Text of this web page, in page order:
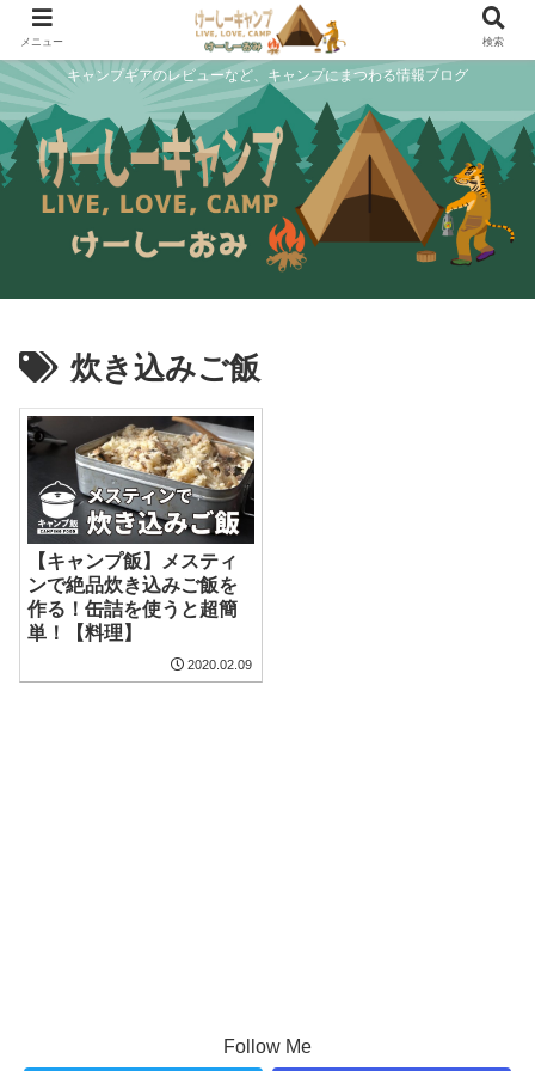
キャンプギアのレビューなど、キャンプにまつわる情報ブログ
炊き込みご飯
【キャンプ飯】メスティ
ンで絶品炊き込みご飯を
作る！缶詰を使うと超簡
単！【料理】
2020.02.09
Follow Me
メニュー 検索